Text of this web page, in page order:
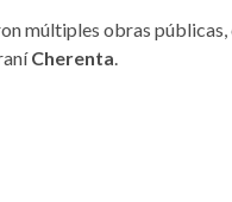
múltiples obras
Cherenta.